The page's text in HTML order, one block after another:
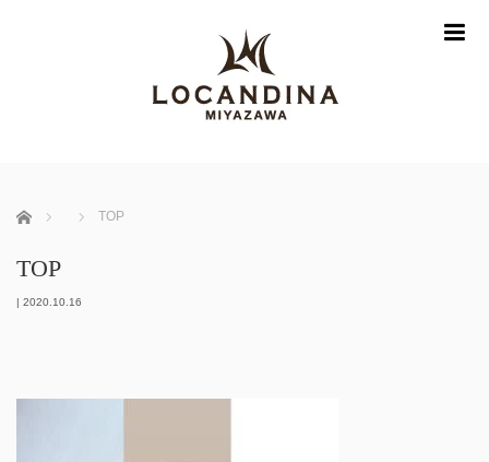
ホーム TOP
TOP
| 2020.10.16